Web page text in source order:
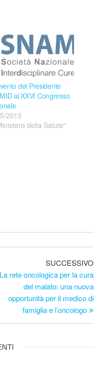
del Presidente
al XXVI Congresso
2013
della Salute"
SUCCESSIVO
La rete oncologica per la cura
del malato: una nuova
opportunità per il medico di
famiglia e l’oncologo